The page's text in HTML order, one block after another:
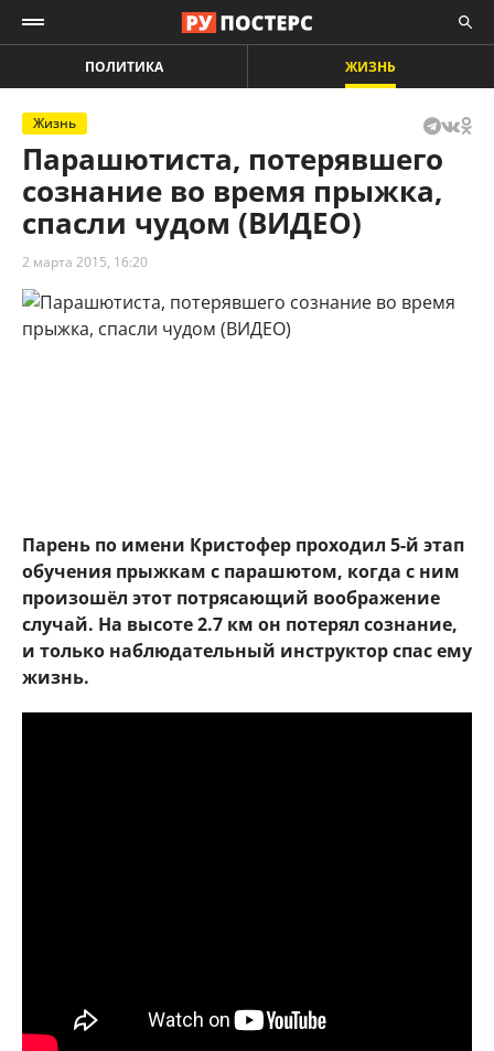
ПОЛИТИКА ЖИЗНЬ
Жизнь
Парашютиста, потерявшего
сознание во время прыжка,
спасли чудом (ВИДЕО)
2 марта 2015, 16:20
Парень по имени Кристофер проходил 5-й этап
обучения прыжкам с парашютом, когда с ним
произошёл этот потрясающий воображение
случай. На высоте 2.7 км он потерял сознание,
и только наблюдательный инструктор спас ему
жизнь.